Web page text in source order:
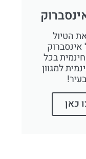
הטיול
בכל
למגוון
כאן